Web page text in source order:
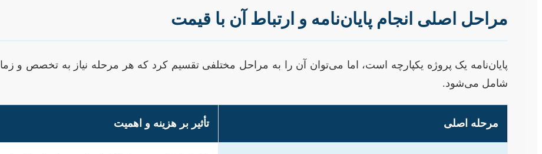
مراحل اصلی انجام پایان‌نامه و ارتباط آن با قیمت
پایان‌نامه یک پروژه یکپارچه است، اما می‌توان آن را به مراحل مختلفی تقسیم کرد که هر مرحله نیاز به تخصص و
شامل می‌شود.
مرحله اصلی تأثیر بر هزینه و اهمیت